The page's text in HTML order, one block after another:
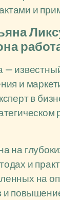
и
—
и
в
на
и
на
и